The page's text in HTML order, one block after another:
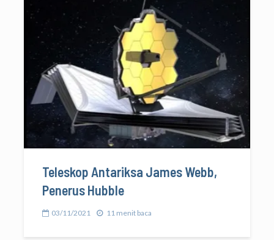
Teleskop Antariksa James Webb,
Penerus Hubble
03/11/2021 11 menit baca